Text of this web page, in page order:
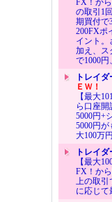
FX！か
の取引1
期買付で
200FXポ
イント。
加え、ス
で1000円
トレイ
ＥＷ！
【最大
ら口座
5000円+
5000円
大100万
トレイ
【最大
FX！か
上の取引
に応じて